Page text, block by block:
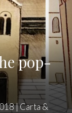
pop-
|Carta &